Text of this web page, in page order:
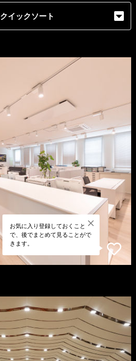
クイックソート
お気に入り登録しておくこと
で、後でまとめて見ることがで
きます。